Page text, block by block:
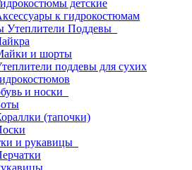
детские
к гидрокостюмам
Утеплители Поддевы
и шорты
поддевы для сухих
и носки
(тапочки)
и рукавицы